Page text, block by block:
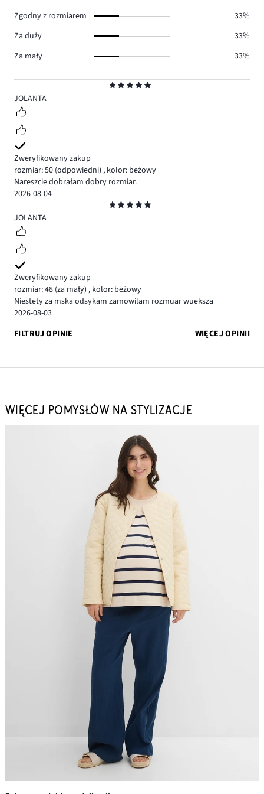
5
JOLANTA
Zweryfikowany zakup
rozmiar: 50 (odpowiedni) , kolor: beżowy
Nareszcie dobrałam dobry rozmiar.
2026-08-04
5
JOLANTA
Zweryfikowany zakup
rozmiar: 48 (za mały) , kolor: beżowy
Niestety za mska odsykam zamowilam rozmuar wueksza
2026-08-03
FILTRUJ OPINIE
WIĘCEJ OPINII
Zgodny z rozmiarem
33%
Za duży
33%
Za mały
33%
WIĘCEJ POMYSŁÓW NA STYLIZACJE